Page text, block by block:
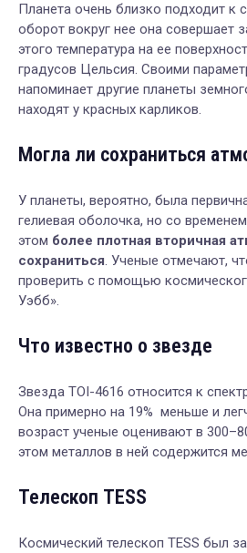
Планета очень близко подходит к
оборот вокруг нее она совершает
этого температура на ее
градусов Цельсия. Своими
напоминает другие планеты
находят у красных карликов.
Могла ли сохраниться
У планеты, вероятно, была
гелиевая оболочка, но со
этом более плотная вторичная
сохраниться. Ученые отмечают,
проверить с помощью
Уэбб».
Что известно о звезде
Звезда TOI-4616 относится к
Она примерно на 19% меньше и
возраст ученые оценивают в
этом металлов в ней содержится
Телескоп TESS
Космический телескоп TESS был